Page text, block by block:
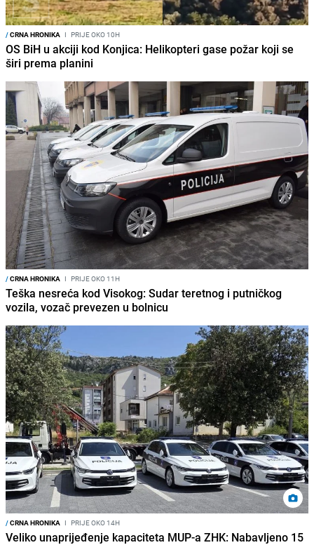
/CRNA HRONIKA I PRIJE OKO 10H
OS BiH u akciji kod Konjica: Helikopteri gase požar koji se
širi prema planini
/CRNA HRONIKA I PRIJE OKO 11H
Teška nesreća kod Visokog: Sudar teretnog i putničkog
vozila, vozač prevezen u bolnicu
/CRNA HRONIKA I PRIJE OKO 14H
Veliko unaprijeđenje kapaciteta MUP-a ZHK: Nabavljeno 15